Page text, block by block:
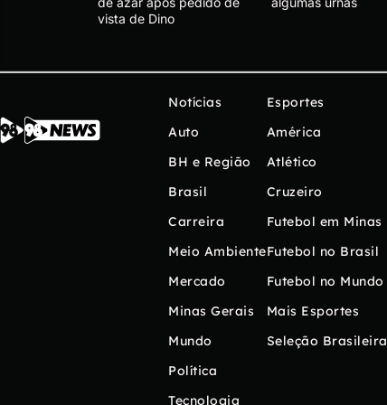
vista de Dino
Notícias
Auto
BH e Região
Brasil
Carreira
Meio Ambiente
Mercado
Minas Gerais
Mundo
Política
Tecnologia
Esportes
América
Atlético
Cruzeiro
Futebol em Minas
Futebol no Brasil
Futebol no Mundo
Mais Esportes
Seleção Brasileira